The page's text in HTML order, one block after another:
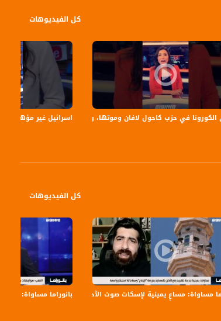
كل الفيديوهات
اسرائيل غير مؤهلة
في حزب كاحول لافان وموتها، وجانتس فقط رئيس كنيست-
كل الفيديوهات
بانوراما مساواة: بن مساواة: مساعٍ يمينية لإسكات صوت الآذان